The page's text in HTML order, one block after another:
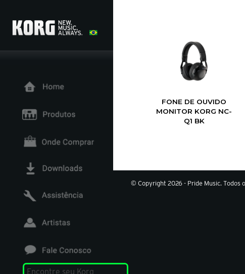
FONE DE OUVIDO
MONITOR KORG NC-
Q1 BK
© Copyright 2026 - Pride Music. Todos